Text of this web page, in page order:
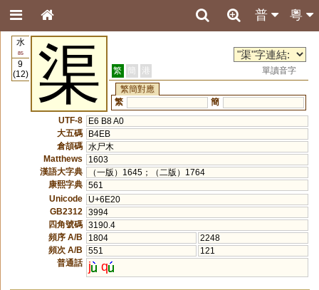
粵
普
水
85
9
(12)
渠 繁 簡 港
單讀音字
繁簡對應
繁
簡
UTF-8
E6 B8 A0
大五碼
B4EB
倉頡碼 水尸木
Matthews
1603
漢語大字典
（一版）1645；（二版）1764
康熙字典 561
Unicode
U+6E20
GB2312
3994
四角號碼 3190.4
頻序 A/B
1804
2248
頻次 A/B
551
121
普通話
j q